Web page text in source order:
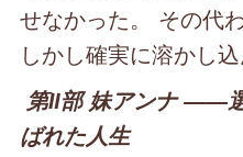
せなかった。 その代
しかし確実に溶かし込
第Ⅱ部 妹アンナ ――
ばれた人生